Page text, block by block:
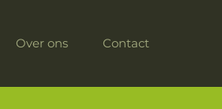
Over ons Contact